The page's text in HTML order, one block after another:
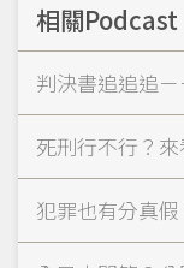
相關Podcast
判決書追追追
死刑行不行？來
犯罪也有分真